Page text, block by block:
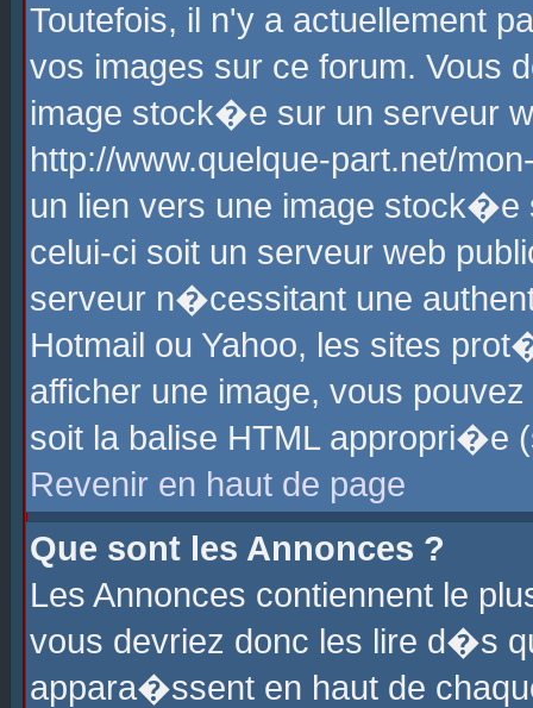
Toutefois, il n'y a actuellement
vos images sur ce forum. Vous
image stock�e sur un serveur
http://www.quelque-part.net/
un lien vers une image
celui-ci soit un serveur web
serveur n�cessitant une
Hotmail ou Yahoo, les sites
afficher une image, vous
soit la balise HTML
Revenir en haut de page
Que sont les Annonces ?
Les Annonces contiennent le
vous devriez donc les lire d�s
appara�ssent en haut de